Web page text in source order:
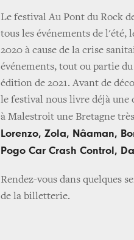
Le festival Au Pont du Rock
tous les événements de
2020 à cause de la crise
événements, tout ou partie
édition de 2021. Avant de
le festival nous livre déjà une
à Malestroit une Bretagne
Lorenzo, Zola, Nâaman,
Pogo Car Crash Control,
Rendez-vous dans quelques
de la billetterie.